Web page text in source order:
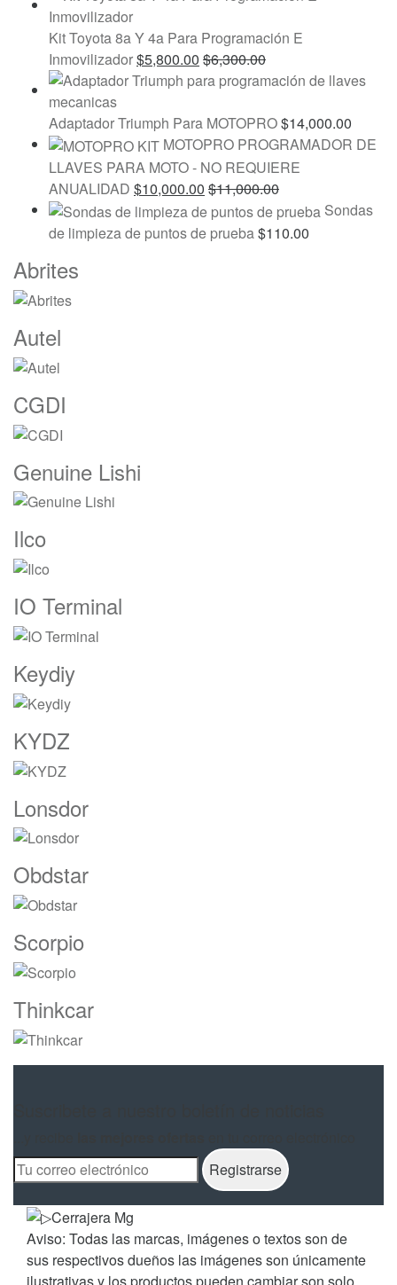
Kit Toyota 8a Y 4a Para Programación E
Inmovilizador$5,800.00 $6,300.00
Adaptador Triumph Para MOTOPRO$14,000.00
MOTOPRO PROGRAMADOR DE
LLAVES PARA MOTO - NO REQUIERE
ANUALIDAD $10,000.00 $11,000.00
Sondas
de limpieza de puntos de prueba$110.00
Marcas
De
Carrusel
Abrites
Autel
CGDI
Genuine Lishi
Ilco
IO Terminal
Keydiy
KYDZ
Lonsdor
Obdstar
Scorpio
Thinkcar
Aviso: Todas las marcas, imágenes o textos son de
sus respectivos dueños las imágenes son únicamente
ilustrativas y los productos pueden cambiar son solo